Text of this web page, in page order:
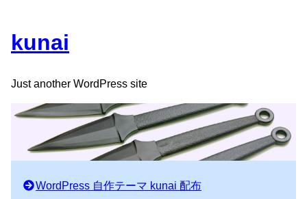
kunai
Just another WordPress site
WordPress 自作テーマ kunai 配布